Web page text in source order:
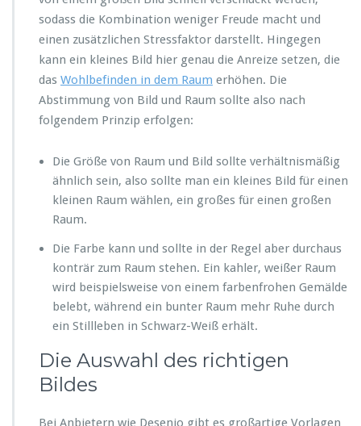
sodass die Kombination weniger Freude macht und
einen zusätzlichen Stressfaktor darstellt. Hingegen
kann ein kleines Bild hier genau die Anreize setzen, die
das Wohlbefinden in dem Raum erhöhen. Die
Abstimmung von Bild und Raum sollte also nach
folgendem Prinzip erfolgen:
Die Größe von Raum und Bild sollte verhältnismäßig
ähnlich sein, also sollte man ein kleines Bild für einen
kleinen Raum wählen, ein großes für einen großen
Raum.
Die Farbe kann und sollte in der Regel aber durchaus
konträr zum Raum stehen. Ein kahler, weißer Raum
wird beispielsweise von einem farbenfrohen Gemälde
belebt, während ein bunter Raum mehr Ruhe durch
ein Stillleben in Schwarz-Weiß erhält.
Die Auswahl des richtigen
Bildes